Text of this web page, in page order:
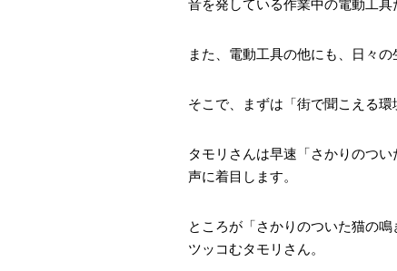
音を発している作業中の電動工具
また、電動工具の他にも、日々
そこで、まずは「街で聞こえる
タモリさんは早速「さかりのつ
声に着目します。
ところが「さかりのついた猫の
ツッコむタモリさん。